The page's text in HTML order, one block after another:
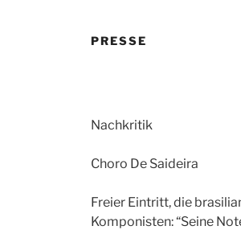
PRESSE
Nachkritik
Choro De Saideira
Freier Eintritt, die
Komponisten: “Seine